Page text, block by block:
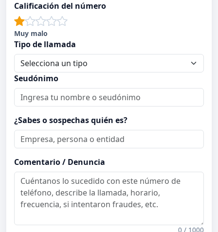
Calificación del número
Muy malo
Tipo de llamada
Seudónimo
¿Sabes o sospechas quién es?
Comentario / Denuncia
0 / 1000